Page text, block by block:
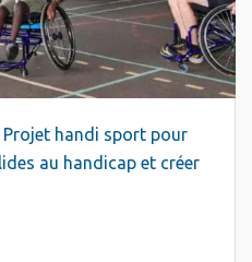
Projet handi sport pour
au handicap et créer